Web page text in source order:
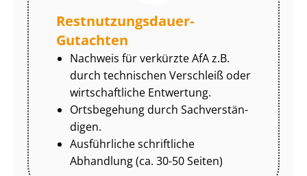
Rest­nut­zungs­dau­er-
Gutachten
Nachweis für verkürzte AfA z.B.
durch technischen Verschleiß oder
wirtschaftliche Entwertung.
Ortsbegehung durch Sach­ver­stän­
di­gen.
Ausführliche schriftliche
Abhandlung (ca. 30-50 Seiten)